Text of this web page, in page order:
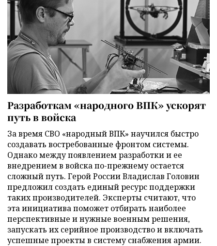
Разработкам «народного ВПК» ускорят
путь в войска
За время СВО «народный ВПК» научился быстро
создавать востребованные фронтом системы.
Однако между появлением разработки и ее
внедрением в войска по-прежнему остается
сложный путь. Герой России Владислав Головин
предложил создать единый ресурс поддержки
таких производителей. Эксперты считают, что
эта инициатива поможет отбирать наиболее
перспективные и нужные военным решения,
запускать их серийное производство и включать
успешные проекты в систему снабжения армии.